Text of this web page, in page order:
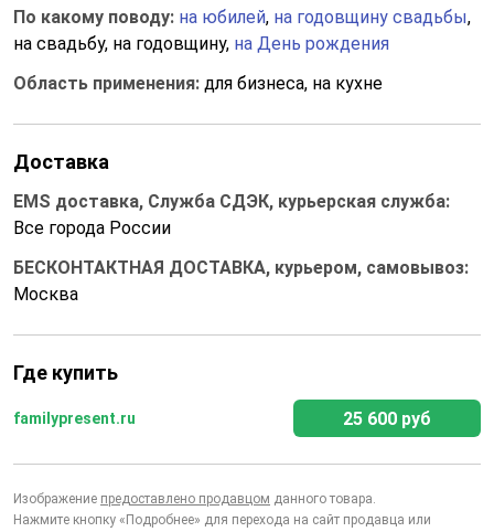
По какому поводу: на юбилей, на годовщину свадьбы,
на свадьбу, на годовщину, на День рождения
Область применения: для бизнеса, на кухне
Доставка
EMS доставка, Служба СДЭК, курьерская служба:
Все города России
БЕСКОНТАКТНАЯ ДОСТАВКА, курьером, самовывоз:
Москва
Где купить
familypresent.ru 25 600 руб
Изображение предоставлено продавцом данного товара.
Нажмите кнопку «Подробнее» для перехода на сайт продавца или